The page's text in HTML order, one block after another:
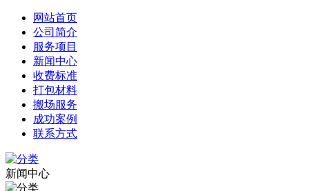
网站首页
公司简介
服务项目
新闻中心
收费标准
打包材料
搬场服务
成功案例
联系方式
新闻中心